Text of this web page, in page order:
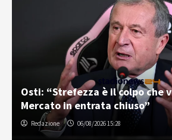
Osti: “Strefezza è il colpo che
Mercato in entrata chiuso”
Redazione 06/08/2026 15:28